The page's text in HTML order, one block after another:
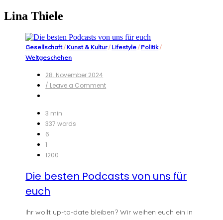
Lina Thiele
Gesellschaft/ Kunst & Kultur/ Lifestyle / Politik/
Weltgeschehen
28. November 2024
/ Leave a Commenton
3 min
337 words
6
1
1200
Die besten Podcasts von uns für
euch
Ihr wollt up-to-date bleiben? Wir weihen euch ein in